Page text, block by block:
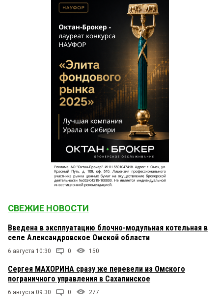
СВЕЖИЕ НОВОСТИ
Введена в эксплуатацию блочно-модульная котельная в
селе Александровское Омской области
6 августа 10:30 0 150
Сергея МАХОРИНА сразу же перевели из Омского
пограничного управления в Сахалинское
6 августа 09:30 0 277